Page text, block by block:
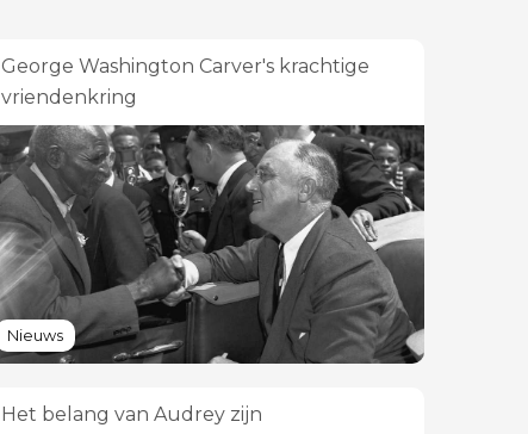
George Washington Carver's krachtige
vriendenkring
Nieuws
Het belang van Audrey zijn